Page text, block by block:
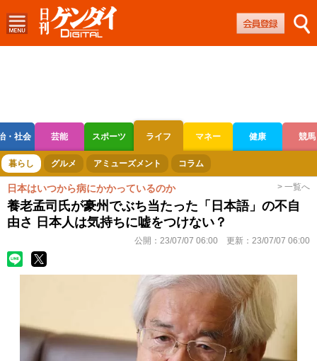
・社会 芸能 スポーツ ライフ マネー 健康 競馬
ボートレース 競輪 オートレース
暮らし グルメ アミューズメント コラム
日本はいつから病にかかっているのか > 一覧へ
養老孟司氏が豪州でぶち当たった「日本語」の不自
由さ 日本人は気持ちに嘘をつけない？
公開： 23/07/07 06:00 更新： 23/07/07 06:00